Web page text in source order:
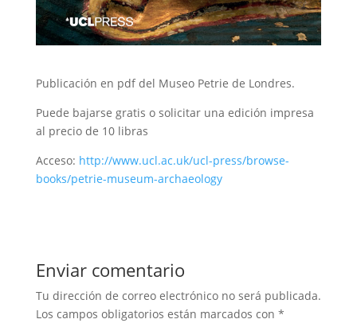
Publicación en pdf del Museo Petrie de Londres.
Puede bajarse gratis o solicitar una edición impresa
al precio de 10 libras
Acceso: http://www.ucl.ac.uk/ucl-press/browse-
books/petrie-museum-archaeology
Enviar comentario
Tu dirección de correo electrónico no será publicada.
Los campos obligatorios están marcados con *